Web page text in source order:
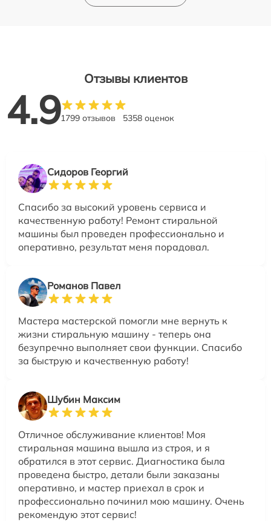
Отзывы клиентов
4.91799 отзывов 5358 оценок
Сидоров Георгий
Спасибо за высокий уровень сервиса и
качественную работу! Ремонт стиральной
машины был проведен профессионально и
оперативно, результат меня порадовал.
Романов Павел
Мастера мастерской помогли мне вернуть к
жизни стиральную машину - теперь она
безупречно выполняет свои функции. Спасибо
за быструю и качественную работу!
Шубин Максим
Отличное обслуживание клиентов! Моя
стиральная машина вышла из строя, и я
обратился в этот сервис. Диагностика была
проведена быстро, детали были заказаны
оперативно, и мастер приехал в срок и
профессионально починил мою машину. Очень
рекомендую этот сервис!